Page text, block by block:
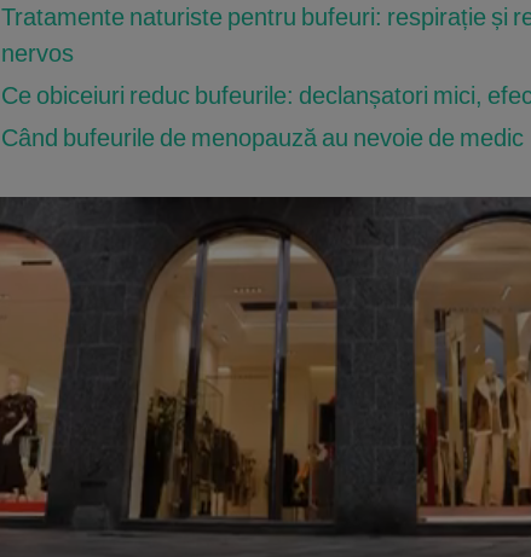
Tratamente naturiste pentru bufeuri: respirație și
nervos
Ce obiceiuri reduc bufeurile: declanșatori mici,
Când bufeurile de menopauză au nevoie de medic